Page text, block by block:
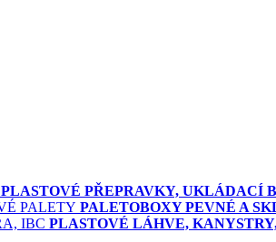
PLASTOVÉ PŘEPRAVKY, UKLÁDACÍ
PALETOBOXY PEVNÉ A
PLASTOVÉ LÁHVE,